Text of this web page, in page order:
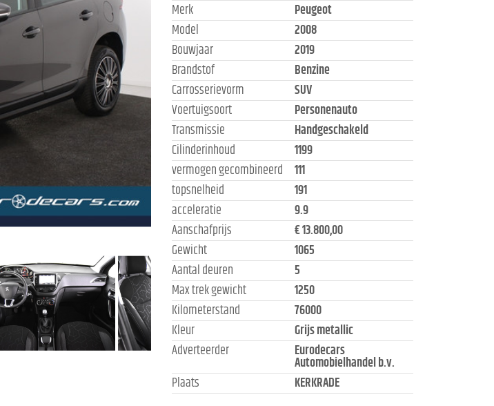
Merk
Peugeot
Model
2008
Bouwjaar
2019
Brandstof
Benzine
Carrosserievorm
SUV
Voertuigsoort
Personenauto
Transmissie
Handgeschakeld
Cilinderinhoud
1199
vermogen gecombineerd
111
topsnelheid
191
acceleratie
9.9
Aanschafprijs
€ 13.800,00
Gewicht
1065
Aantal deuren
5
Max trek gewicht
1250
Kilometerstand
76000
Kleur
Grijs metallic
Adverteerder
Eurodecars
Automobielhandel b.v.
Plaats
KERKRADE